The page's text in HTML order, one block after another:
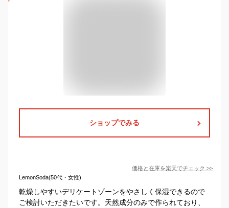
ショップでみる
価格と在庫を楽天でチェック >>
LemonSoda(50代・女性)
乾燥しやすいデリケートゾーンをやさしく保湿できるので
ご検討いただきたいです。天然成分のみで作られており、